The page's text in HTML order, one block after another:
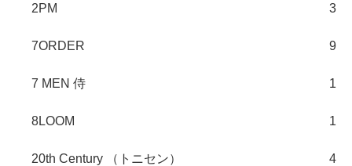
2PM 3
7ORDER 9
7 MEN 侍 1
8LOOM 1
20th Century （トニセン） 4